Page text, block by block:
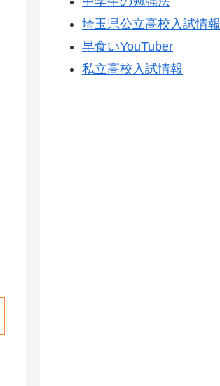
埼玉県公立高校入試情報
早食いYouTuber
私立高校入試情報